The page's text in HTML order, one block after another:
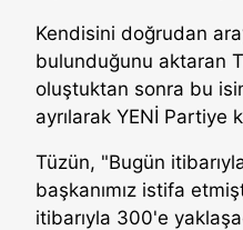
Kendisini doğrudan
bulunduğunu aktaran
oluştuktan sonra bu
ayrılarak YENİ Partiye
Tüzün, "Bugün
başkanımız istifa
itibarıyla 300'e